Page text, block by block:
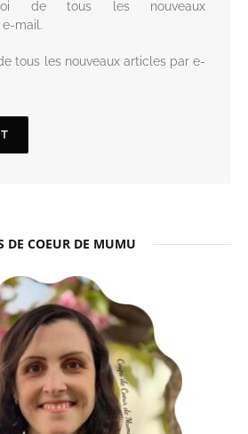
moi de tous les nouveaux
mail.
tous les nouveaux articles par e-
DE COEUR DE MUMU